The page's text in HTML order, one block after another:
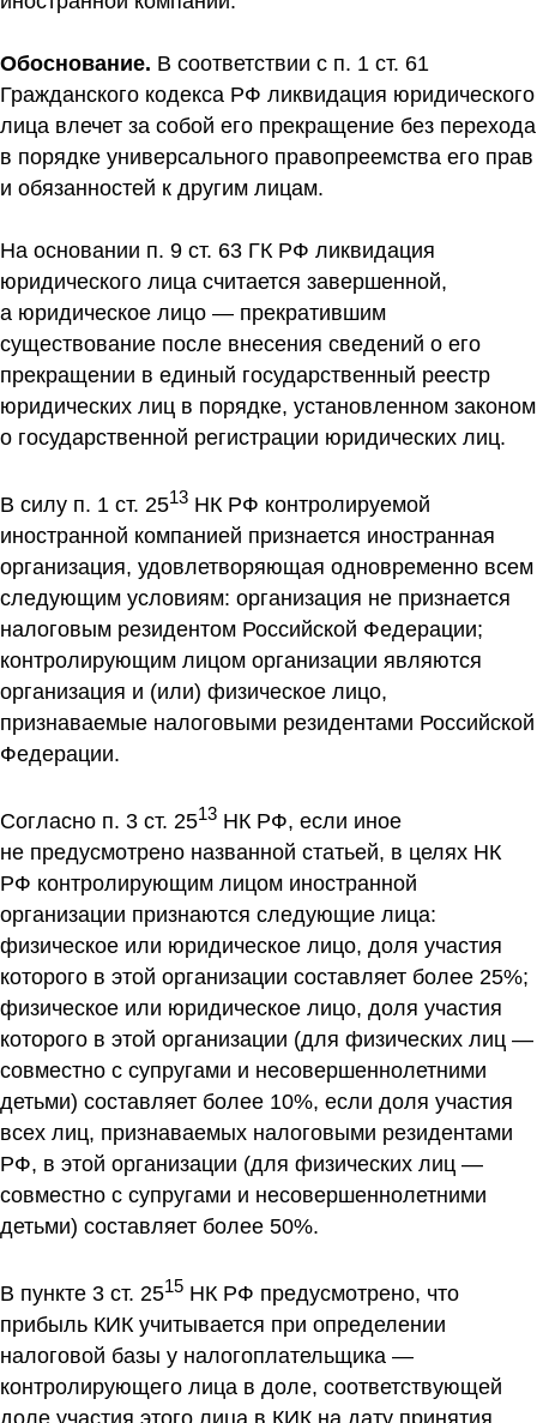
Обоснование. В соответствии с п. 1 ст. 61
Гражданского кодекса РФ ликвидация юридического
лица влечет за собой его прекращение без перехода
в порядке универсального правопреемства его прав
и обязанностей к другим лицам.
На основании п. 9 ст. 63 ГК РФ ликвидация
юридического лица считается завершенной,
а юридическое лицо — прекратившим
существование после внесения сведений о его
прекращении в единый государственный реестр
юридических лиц в порядке, установленном законом
о государственной регистрации юридических лиц.
В силу п. 1 ст. 2513 НК РФ контролируемой
иностранной компанией признается иностранная
организация, удовлетворяющая одновременно всем
следующим условиям: организация не признается
налоговым резидентом Российской Федерации;
контролирующим лицом организации являются
организация и (или) физическое лицо,
признаваемые налоговыми резидентами Российской
Федерации.
Согласно п. 3 ст. 2513 НК РФ, если иное
не предусмотрено названной статьей, в целях НК
РФ контролирующим лицом иностранной
организации признаются следующие лица:
физическое или юридическое лицо, доля участия
которого в этой организации составляет более 25%;
физическое или юридическое лицо, доля участия
которого в этой организации (для физических лиц —
совместно с супругами и несовершеннолетними
детьми) составляет более 10%, если доля участия
всех лиц, признаваемых налоговыми резидентами
РФ, в этой организации (для физических лиц —
совместно с супругами и несовершеннолетними
детьми) составляет более 50%.
В пункте 3 ст. 2515 НК РФ предусмотрено, что
прибыль КИК учитывается при определении
налоговой базы у налогоплательщика —
контролирующего лица в доле, соответствующей
доле участия этого лица в КИК на дату принятия